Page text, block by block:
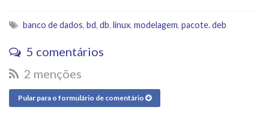
banco de dados, bd, db, linux, modelagem, pacote. deb
5 comentários
2 menções
Pular para o formulário de comentário